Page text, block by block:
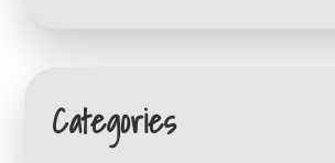
Categories